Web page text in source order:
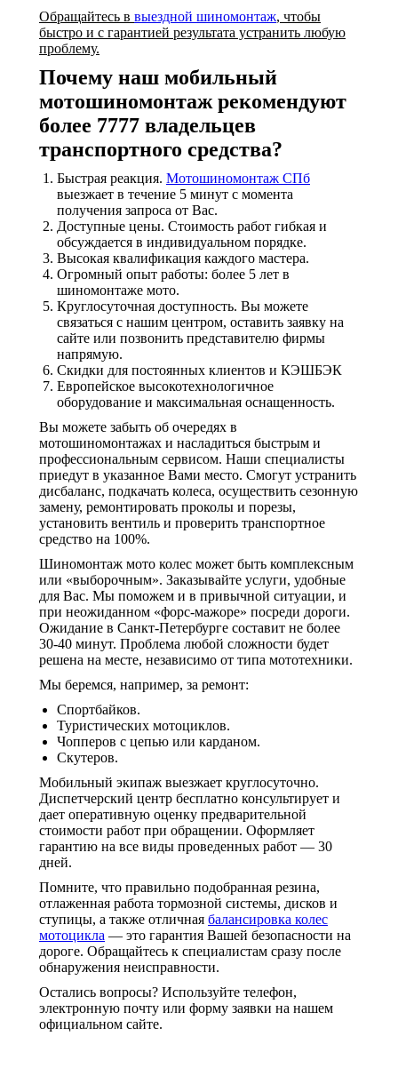
Обращайтесь в выездной шиномонтаж, чтобы
быстро и с гарантией результата устранить любую
проблему.
Почему наш мобильный
мотошиномонтаж рекомендуют
более 7777 владельцев
транспортного средства?
Быстрая реакция. Мотошиномонтаж СПб
выезжает в течение 5 минут с момента
получения запроса от Вас.
Доступные цены. Стоимость работ гибкая и
обсуждается в индивидуальном порядке.
Высокая квалификация каждого мастера.
Огромный опыт работы: более 5 лет в
шиномонтаже мото.
Круглосуточная доступность. Вы можете
связаться с нашим центром, оставить заявку на
сайте или позвонить представителю фирмы
напрямую.
Скидки для постоянных клиентов и КЭШБЭК
Европейское высокотехнологичное
оборудование и максимальная оснащенность.
Вы можете забыть об очередях в
мотошиномонтажах и насладиться быстрым и
профессиональным сервисом. Наши специалисты
приедут в указанное Вами место. Смогут устранить
дисбаланс, подкачать колеса, осуществить сезонную
замену, ремонтировать проколы и порезы,
установить вентиль и проверить транспортное
средство на 100%.
Шиномонтаж мото колес может быть комплексным
или «выборочным». Заказывайте услуги, удобные
для Вас. Мы поможем и в привычной ситуации, и
при неожиданном «форс-мажоре» посреди дороги.
Ожидание в Санкт-Петербурге составит не более
30-40 минут. Проблема любой сложности будет
решена на месте, независимо от типа мототехники.
Мы беремся, например, за ремонт:
Спортбайков.
Туристических мотоциклов.
Чопперов с цепью или карданом.
Скутеров.
Мобильный экипаж выезжает круглосуточно.
Диспетчерский центр бесплатно консультирует и
дает оперативную оценку предварительной
стоимости работ при обращении. Оформляет
гарантию на все виды проведенных работ — 30
дней.
Помните, что правильно подобранная резина,
отлаженная работа тормозной системы, дисков и
ступицы, а также отличная балансировка колес
мотоцикла — это гарантия Вашей безопасности на
дороге. Обращайтесь к специалистам сразу после
обнаружения неисправности.
Остались вопросы? Используйте телефон,
электронную почту или форму заявки на нашем
официальном сайте.